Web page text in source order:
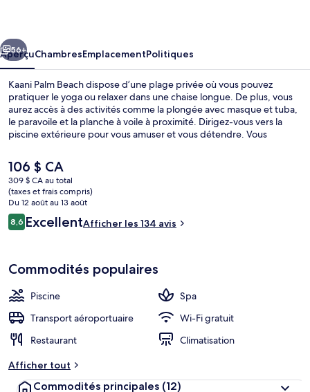
Suivant
56+
AperçuChambresEmplacementPolitiques
Kaani Palm Beach dispose d’une plage privée où vous pouvez
pratiquer le yoga ou relaxer dans une chaise longue. De plus, vous
aurez accès à des activités comme la plongée avec masque et tuba,
le paravoile et la planche à voile à proximité. Dirigez-vous vers la
piscine extérieure pour vous amuser et vous détendre. Vous
massages en profondeur, de l’aromathérapie et des soins
ayurvédiques. Offrant un emplacement au bord de la plage, Palm
Beach Restaurant sert le le déjeuner, le le dîner et le le souper. Parmi
les autres points saillants figurent un centre d’entraînement
physique, casse-croûte/charcuterie et terrasse.
Le
prix
actuel
est
de 106 $ CA
106 $ CA
309 $ CA au total
(taxes et frais compris)
Du 12 août au 13 août
Avis
8,68,6 sur 10 –
ExcellentAfficher les 134 avis
Commodités populaires
Piscine
Spa
Transport aéroportuaire
Wi-Fi gratuit
Restaurant
Climatisation
Afficher tout
Commodités principales (12)